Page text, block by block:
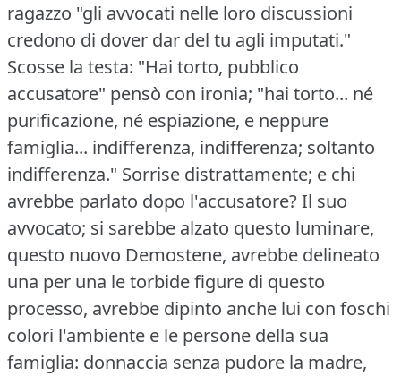
ragazzo "gli avvocati nelle loro discussioni
credono di dover dar del tu agli imputati."
Scosse la testa: "Hai torto, pubblico
accusatore" pensò con ironia; "hai torto... né
purificazione, né espiazione, e neppure
famiglia... indifferenza, indifferenza; soltanto
indifferenza." Sorrise distrattamente; e chi
avrebbe parlato dopo l'accusatore?Il suo
avvocato; si sarebbe alzato questo luminare,
questo nuovo Demostene, avrebbe delineato
una per una le torbide figure di questo
processo, avrebbe dipinto anche lui con foschi
colori l'ambiente e le persone della sua
famiglia: donnaccia senza pudore la madre,